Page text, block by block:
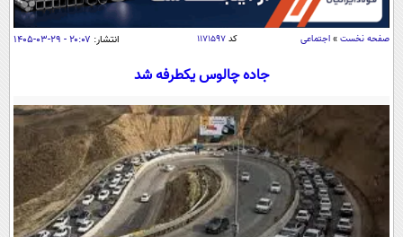
سیاسی
اقتصاد
اقتصادی
جامعه
حوادث
سلامت
یک برش دانایی
محیط زیست
بین الملل
سیاست خارجی
فرهنگ و هنر
علم و دانش
فناوری و It
قرآن
صفحه نخست » اجتماعی کد ۱۱۷۱۵۹۷ انتشار: ۲۰:۰۷ - ۲۹-۰۳-۱۴۰۵
جاده چالوس یکطرفه شد